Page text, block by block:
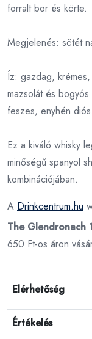
forralt bor és körte.
Megjelenés: sötét
Íz: gazdag,
mazsolát és
feszes, enyhén diós.
Ez a kiváló whisky
minőségű spanyol
kombinációjában.
A Drinkcentrum.hu
The Glendronach
650 Ft-os áron
Elérhetőség
Értékelés